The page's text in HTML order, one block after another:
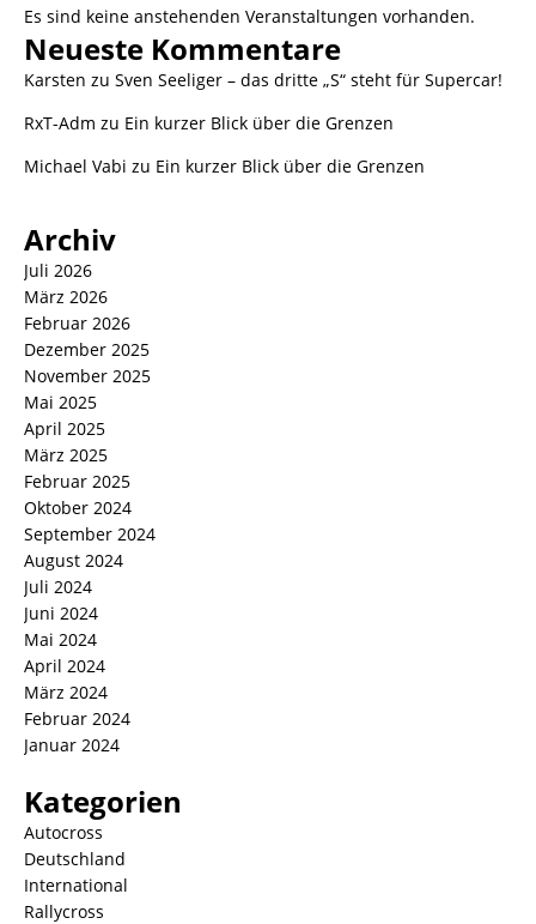
Es sind keine anstehenden Veranstaltungen vorhanden.
Neueste Kommentare
Karsten zu Sven Seeliger – das dritte „S“ steht für Supercar!
RxT-Adm zu Ein kurzer Blick über die Grenzen
Michael Vabi zu Ein kurzer Blick über die Grenzen
Archiv
Juli 2026
März 2026
Februar 2026
Dezember 2025
November 2025
Mai 2025
April 2025
März 2025
Februar 2025
Oktober 2024
September 2024
August 2024
Juli 2024
Juni 2024
Mai 2024
April 2024
März 2024
Februar 2024
Januar 2024
Kategorien
Autocross
Deutschland
International
Rallycross